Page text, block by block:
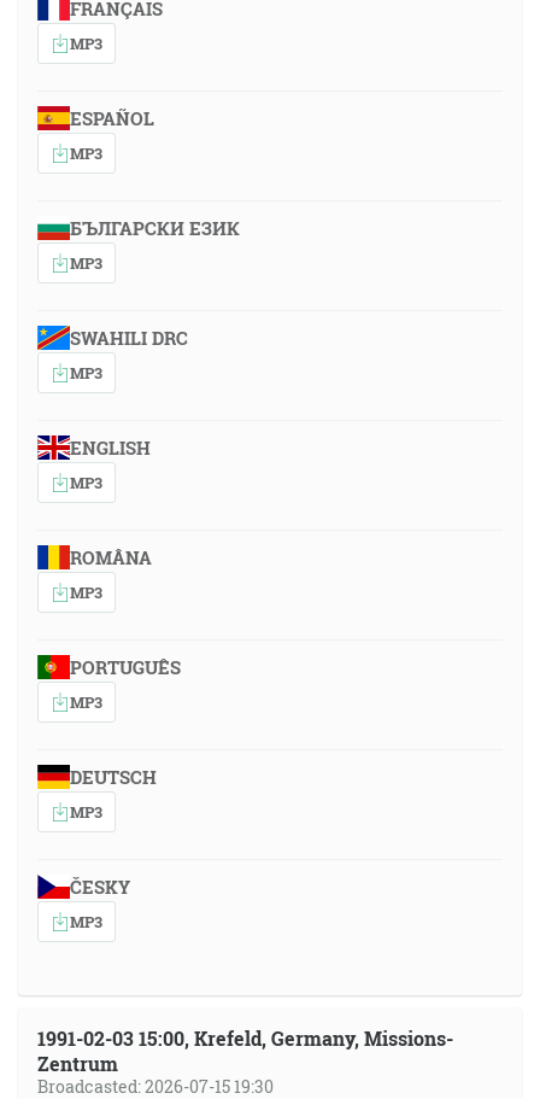
FRANÇAIS
MP3
ESPAÑOL
MP3
БЪЛГАРСКИ ЕЗИК
MP3
SWAHILI DRC
MP3
ENGLISH
MP3
ROMÂNA
MP3
PORTUGUÊS
MP3
DEUTSCH
MP3
ČESKY
MP3
1991-02-03 15:00, Krefeld, Germany, Missions-
Zentrum
Broadcasted: 2026-07-15 19:30